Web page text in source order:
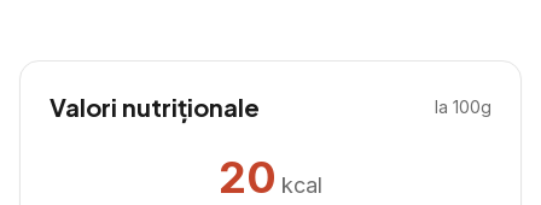
Valori nutriționale la 100g
20 kcal